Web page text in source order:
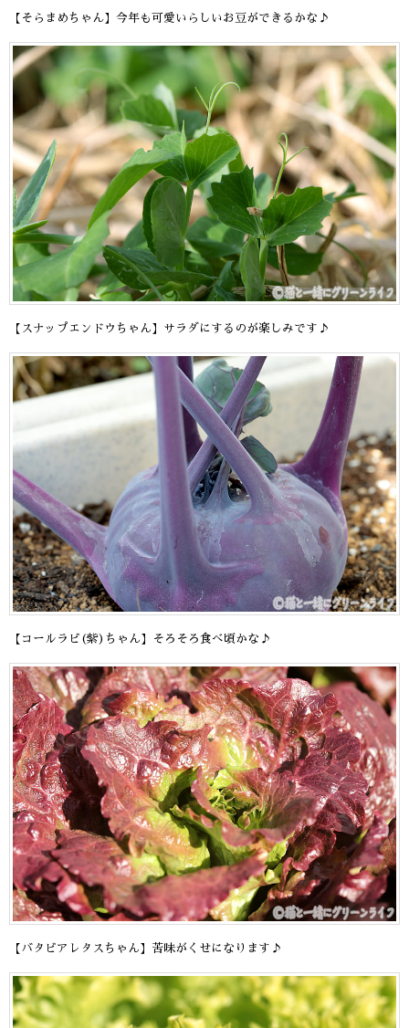
【そらまめちゃん】今年も可愛いらしいお豆ができるかな♪
【スナップエンドウちゃん】サラダにするのが楽しみです♪
【コールラビ(紫)ちゃん】そろそろ食べ頃かな♪
【バタビアレタスちゃん】苦味がくせになります♪